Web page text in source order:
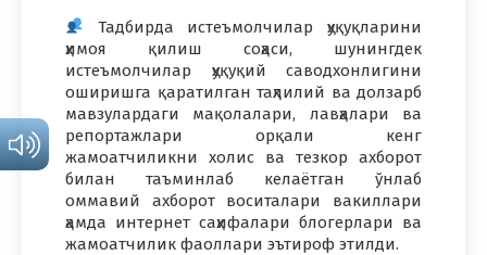
Тадбирда истеъмолчилар ҳуқуқларини
ҳимоя қилиш соҳаси, шунингдек
истеъмолчилар ҳуқуқий саводхонлигини
оширишга қаратилган таҳлилий ва долзарб
мавзулардаги мақолалари, лавҳалари ва
репортажлари орқали кенг
жамоатчиликни холис ва тезкор ахборот
билан таъминлаб келаётган ўнлаб
оммавий ахборот воситалари вакиллари
ҳамда интернет саҳифалари блогерлари ва
жамоатчилик фаоллари эътироф этилди.